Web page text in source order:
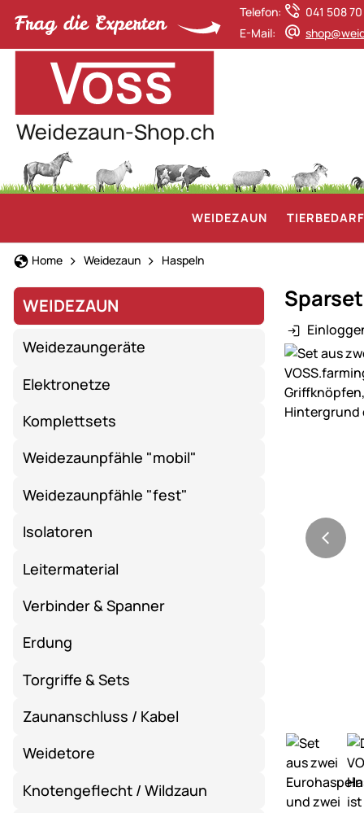
Telefon:
041 508
E-Mail:
WEIDEZAUN TIERBEDARF
Home Weidezaun Haspeln
WEIDEZAUN
Weidezaungeräte
Elektronetze
Komplettsets
Weidezaunpfähle "mobil"
Weidezaunpfähle "fest"
Isolatoren
Leitermaterial
Verbinder & Spanner
Erdung
Torgriffe & Sets
Zaunanschluss / Kabel
Weidetore
Knotengeflecht / Wildzaun